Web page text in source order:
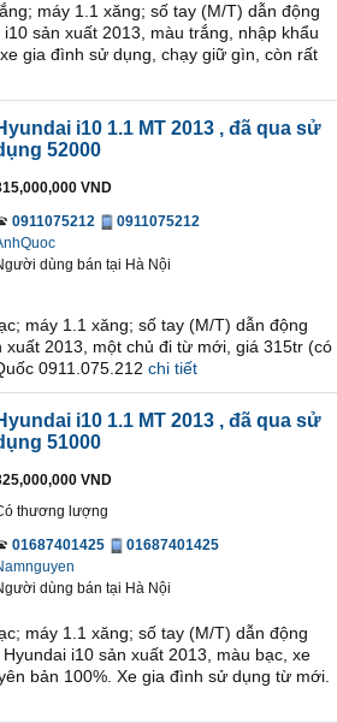
máy 1.1 xăng; số tay (M/T) dẫn động
sản xuất 2013, màu trắng, nhập khẩu
gia đình sử dụng, chạy giữ gìn, còn rất
i10 1.1 MT 2013 , đã qua sử
52000
VND
0911075212
0911075212
dùng bán tại Hà Nội
máy 1.1 xăng; số tay (M/T) dẫn động
xuất 2013, một chủ đi từ mới, giá 315tr (có
0911.075.212 chi tiết
i10 1.1 MT 2013 , đã qua sử
51000
VND
thương lượng
01687401425
01687401425
dùng bán tại Hà Nội
máy 1.1 xăng; số tay (M/T) dẫn động
i10 sản xuất 2013, màu bạc, xe
bản 100%. Xe gia đình sử dụng từ mới.